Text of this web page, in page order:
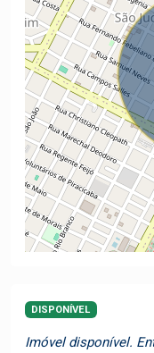
DISPONÍVEL
Imóvel disponível.